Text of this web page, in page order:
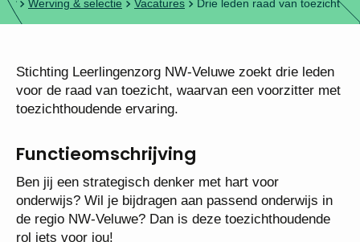
Werving & selectie Vacatures Drie leden raad van toezicht
Stichting Leerlingenzorg NW-Veluwe zoekt drie leden
voor de raad van toezicht, waarvan een voorzitter met
toezichthoudende ervaring.
Functieomschrijving
Ben jij een strategisch denker met hart voor
onderwijs? Wil je bijdragen aan passend onderwijs in
de regio NW-Veluwe? Dan is deze toezichthoudende
rol iets voor jou!